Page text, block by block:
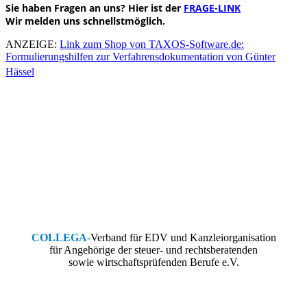
Sie haben Fragen an uns? Hier ist der FRAGE-LINK
Wir melden uns schnellstmöglich.
ANZEIGE: Link zum Shop von TAXOS-Software.de:
Formulierungshilfen zur Verfahrensdokumentation von Günter
Hässel
COLLEGA-Verband für EDV und Kanzleiorganisation
für Angehörige der steuer- und rechtsberatenden
sowie wirtschaftsprüfenden Berufe e.V.